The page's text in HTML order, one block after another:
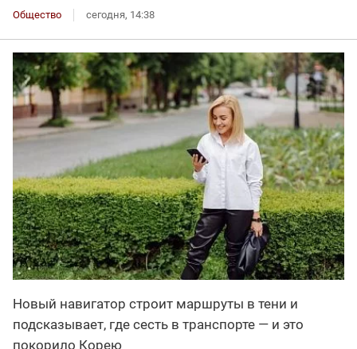
Общество сегодня, 14:38
Новый навигатор строит маршруты в тени и
подсказывает, где сесть в транспорте — и это
покорило Корею